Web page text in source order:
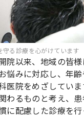
守る診療を心がけています
院以来、地域の皆
悩みに対応し、年
医院をめざしてい
わるものと考え、
に配慮した診療を行